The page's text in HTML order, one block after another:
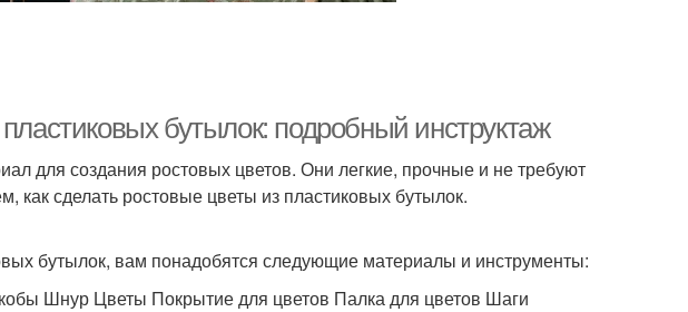
бутылок: подробный инструктаж
для создания ростовых цветов. Они легкие, прочные и не требуют
как сделать ростовые цветы из пластиковых бутылок.
бутылок, вам понадобятся следующие материалы и инструменты:
Шнур Цветы Покрытие для цветов Палка для цветов Шаги